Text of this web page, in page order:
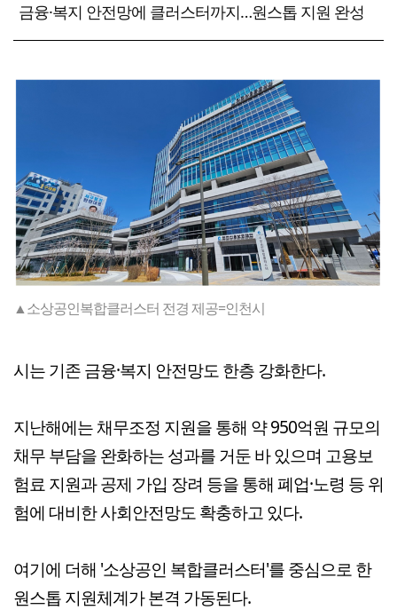
금융·복지 안전망에 클러스터까지…원스톱 지원 완성
▲소상공인복합클러스터 전경 제공=인천시
시는 기존 금융·복지 안전망도 한층 강화한다.
지난해에는 채무조정 지원을 통해 약 950억원 규모의
채무 부담을 완화하는 성과를 거둔 바 있으며 고용보
험료 지원과 공제 가입 장려 등을 통해 폐업·노령 등 위
험에 대비한 사회안전망도 확충하고 있다.
여기에 더해 '소상공인 복합클러스터'를 중심으로 한
원스톱 지원체계가 본격 가동된다.